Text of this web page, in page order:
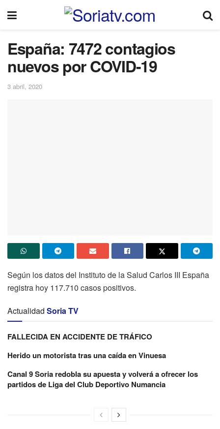
España: 7472 contagios
nuevos por COVID-19
3 abril, 2020
Según los datos del Instituto de la Salud Carlos III España
registra hoy 117.710 casos positivos.
Actualidad Soria TV
FALLECIDA EN ACCIDENTE DE TRÁFICO
Herido un motorista tras una caída en Vinuesa
Canal 9 Soria redobla su apuesta y volverá a ofrecer los
partidos de Liga del Club Deportivo Numancia